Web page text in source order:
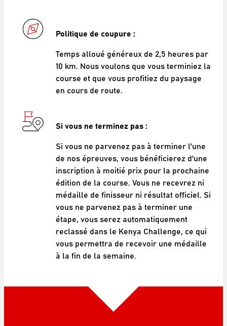
Politique de coupure :
Temps alloué généreux de 2,5 heures par
10 km. Nous voulons que vous terminiez la
course et que vous profitiez du paysage
en cours de route.
Si vous ne terminez pas :
Si vous ne parvenez pas à terminer l'une
de nos épreuves, vous bénéficierez d'une
inscription à moitié prix pour la prochaine
édition de la course. Vous ne recevrez ni
médaille de finisseur ni résultat officiel. Si
vous ne parvenez pas à terminer une
étape, vous serez automatiquement
reclassé dans le Kenya Challenge, ce qui
vous permettra de recevoir une médaille
à la fin de la semaine.